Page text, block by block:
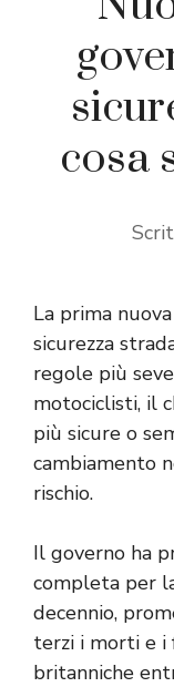
cosa
La prima
sicurezza
regole più
motociclisti, il
più sicure o
cambiamento
rischio.
Il governo ha
completa per
decennio,
terzi i morti e
britanniche